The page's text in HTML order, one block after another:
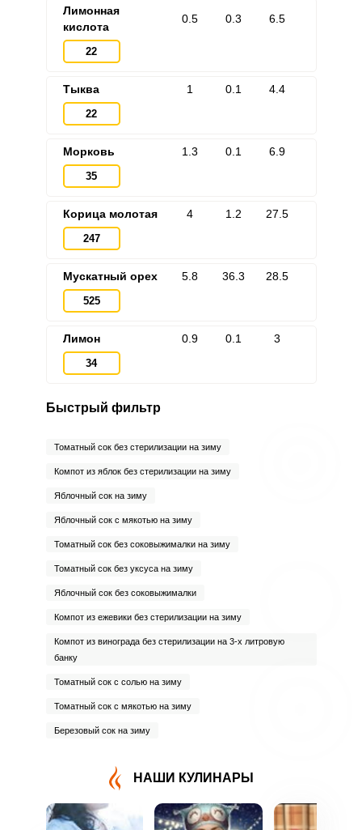
Лимонная
кислота
22
0.5 0.3 6.5
Тыква
22
1 0.1 4.4
Морковь
35
1.3 0.1 6.9
Корица молотая
247
4 1.2 27.5
Мускатный орех
525
5.8 36.3 28.5
Лимон
34
0.9 0.1 3
Быстрый фильтр
Томатный сок без стерилизации на зиму
Компот из яблок без стерилизации на зиму
Яблочный сок на зиму
Яблочный сок с мякотью на зиму
Томатный сок без соковыжималки на зиму
Томатный сок без уксуса на зиму
Яблочный сок без соковыжималки
Компот из ежевики без стерилизации на зиму
Компот из винограда без стерилизации на 3-х литровую
банку
Томатный сок с солью на зиму
Томатный сок с мякотью на зиму
Березовый сок на зиму
НАШИ КУЛИНАРЫ